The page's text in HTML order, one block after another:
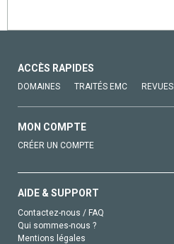
ACCÈS RAPIDES
DOMAINES TRAITÉS EMC REVUES
MON COMPTE
CRÉER UN COMPTE
AIDE & SUPPORT
Contactez-nous / FAQ
Qui sommes-nous ?
Mentions légales